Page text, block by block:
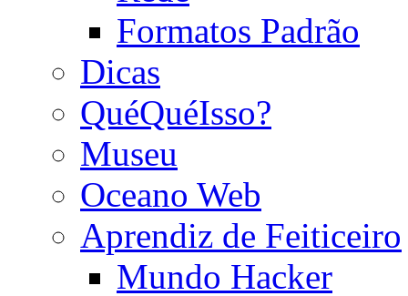
Formatos Padrão
Dicas
QuéQuéIsso?
Museu
Oceano Web
Aprendiz de Feiticeiro
Mundo Hacker